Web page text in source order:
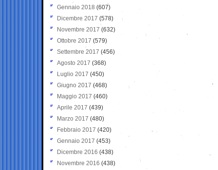
Gennaio 2018 (607)
Dicembre 2017 (578)
Novembre 2017 (632)
Ottobre 2017 (579)
Settembre 2017 (456)
Agosto 2017 (368)
Luglio 2017 (450)
Giugno 2017 (468)
Maggio 2017 (460)
Aprile 2017 (439)
Marzo 2017 (480)
Febbraio 2017 (420)
Gennaio 2017 (453)
Dicembre 2016 (438)
Novembre 2016 (438)